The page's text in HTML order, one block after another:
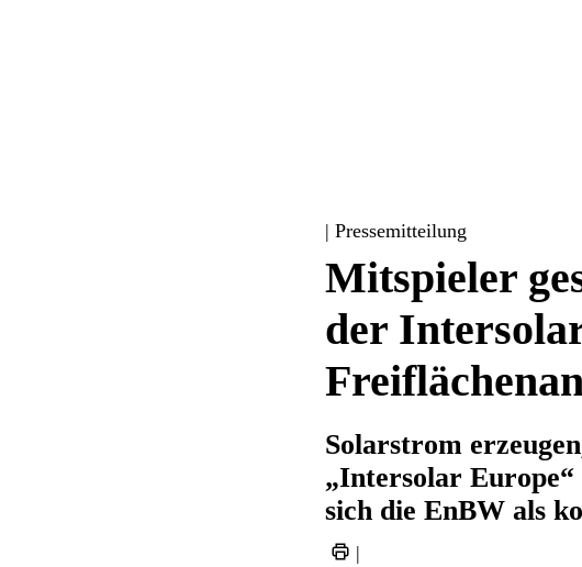
| Pressemitteilung
Mitspieler
der
Solarstrom
„Intersolar
sich die EnBW als
|